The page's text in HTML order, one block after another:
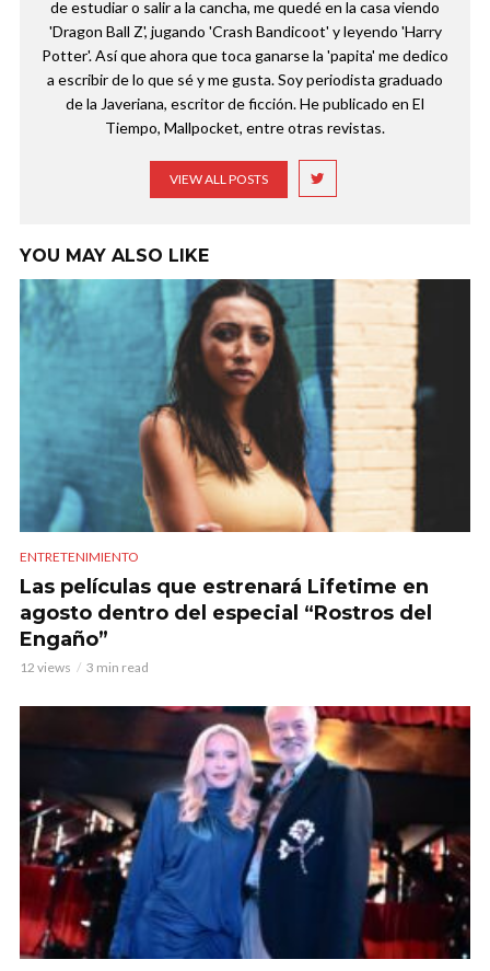
de estudiar o salir a la cancha, me quedé en la casa viendo
'Dragon Ball Z', jugando 'Crash Bandicoot' y leyendo 'Harry
Potter'. Así que ahora que toca ganarse la 'papita' me dedico
a escribir de lo que sé y me gusta. Soy periodista graduado
de la Javeriana, escritor de ficción. He publicado en El
Tiempo, Mallpocket, entre otras revistas.
VIEW ALL POSTS
YOU MAY ALSO LIKE
ENTRETENIMIENTO
Las películas que estrenará Lifetime en
agosto dentro del especial “Rostros del
Engaño”
12 views 3 min read